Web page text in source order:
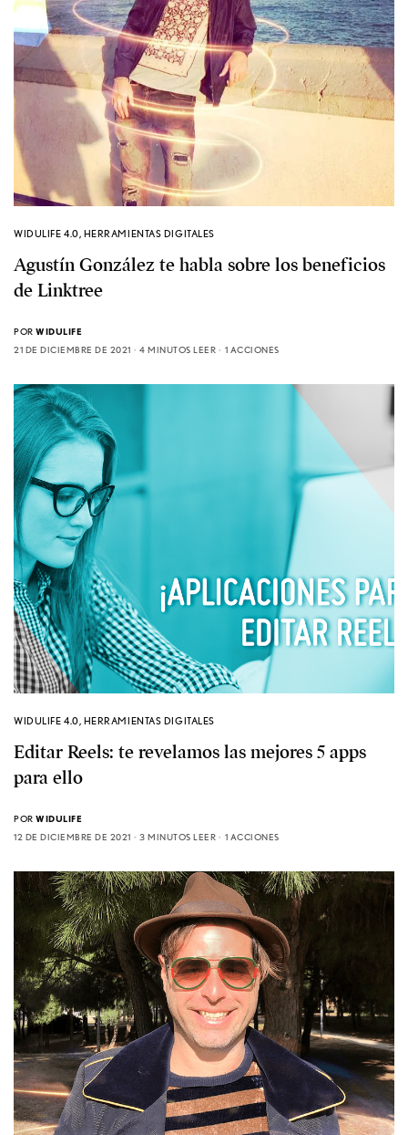
WIDULIFE 4.0, HERRAMIENTAS DIGITALES
Agustín González te habla sobre los beneficios
de Linktree
POR WIDULIFE
21 DE DICIEMBRE DE 2021
4 MINUTOS LEER 1 ACCIONES
WIDULIFE 4.0, HERRAMIENTAS DIGITALES
Editar Reels: te revelamos las mejores 5 apps
para ello
POR WIDULIFE
12 DE DICIEMBRE DE 2021
3 MINUTOS LEER 1 ACCIONES